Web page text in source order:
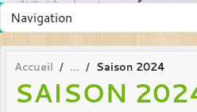
Accueil Saison 2024
SAISON